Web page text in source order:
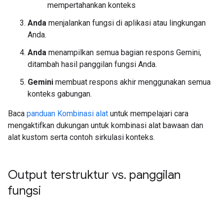
mempertahankan konteks
Anda menjalankan fungsi di aplikasi atau lingkungan
Anda.
Anda menampilkan semua bagian respons Gemini,
ditambah hasil panggilan fungsi Anda.
Gemini membuat respons akhir menggunakan semua
konteks gabungan.
Baca panduan Kombinasi alat untuk mempelajari cara
mengaktifkan dukungan untuk kombinasi alat bawaan dan
alat kustom serta contoh sirkulasi konteks.
Output terstruktur vs. panggilan
fungsi